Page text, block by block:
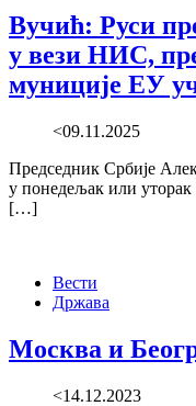
Вучић: Руси
у вези НИС,
муниције ЕУ
<09.11.2025
Председник Србије
у понедељак или уторак
[…]
Вести
Држава
Москва и
<14.12.2023